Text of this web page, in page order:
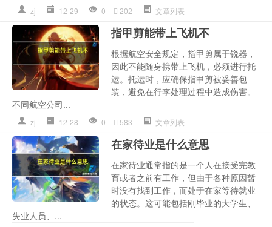
zj 12-29 0 202 文章列表
指甲剪能带上飞机不
根据航空安全规定，指甲剪属于锐器，
因此不能随身携带上飞机，必须进行托
运。托运时，应确保指甲剪被妥善包
装，避免在行李处理过程中造成伤害。
不同航空公司...
zj 12-28 0 583 文章列表
在家待业是什么意思
在家待业通常指的是一个人在接受完教
育或者之前有工作，但由于各种原因暂
时没有找到工作，而处于在家等待就业
的状态。这可能包括刚毕业的大学生、
失业人员、...